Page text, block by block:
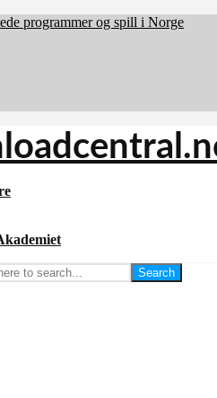
programmer og spill i Norge
Search